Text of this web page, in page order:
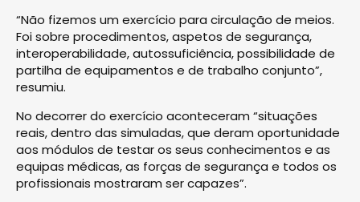
“Não fizemos um exercício para circulação de meios.
Foi sobre procedimentos, aspetos de segurança,
interoperabilidade, autossuficiência, possibilidade de
partilha de equipamentos e de trabalho conjunto”,
resumiu.
No decorrer do exercício aconteceram “situações
reais, dentro das simuladas, que deram oportunidade
aos módulos de testar os seus conhecimentos e as
equipas médicas, as forças de segurança e todos os
profissionais mostraram ser capazes”.